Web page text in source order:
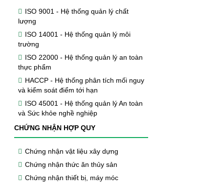
ISO 9001 - Hệ thống quản lý chất
lượng
ISO 14001 - Hệ thống quản lý môi
trường
ISO 22000 - Hệ thống quản lý an toàn
thực phẩm
HACCP - Hệ thống phân tích mối nguy
và kiểm soát điểm tới hạn
ISO 45001 - Hệ thống quản lý An toàn
và Sức khỏe nghề nghiệp
CHỨNG NHẬN HỢP QUY
Chứng nhận vật liệu xây dựng
Chứng nhận thức ăn thủy sản
Chứng nhận thiết bị, máy móc